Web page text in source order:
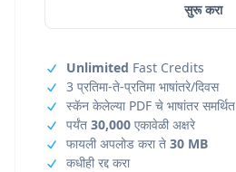
सुरू करा
Unlimited Fast Credits
3 प्रतिमा-ते-प्रतिमा भाषांतरे/दिवस
स्कॅन केलेल्या PDF चे भाषांतर समर्थित
पर्यंत 30,000 एकावेळी अक्षरे
फायली अपलोड करा ते 30 MB
कधीही रद्द करा